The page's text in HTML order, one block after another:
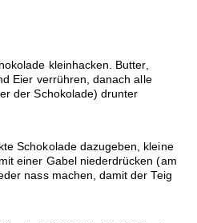
kleinhacken. Butter,
Eier verrühren, danach alle
der Schokolade) drunter
Schokolade dazugeben, kleine
einer Gabel niederdrücken (am
nass machen, damit der Teig